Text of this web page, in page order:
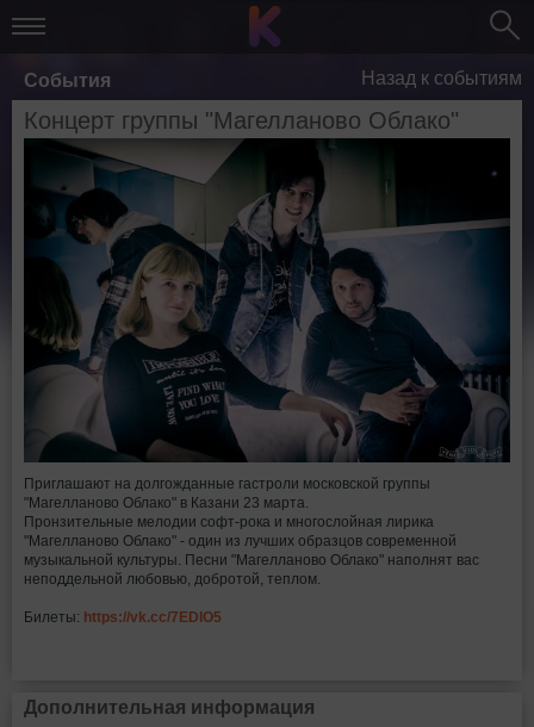
События Назад к событиям
Концерт группы "Магелланово Облако"
Приглашают на долгожданные гастроли московской группы
"Магелланово Облако" в Казани 23 марта.
Пронзительные мелодии софт-рока и многослойная лирика
"Магелланово Облако" - один из лучших образцов современной
музыкальной культуры. Песни "Магелланово Облако" наполнят вас
неподдельной любовью, добротой, теплом.
Билеты: https://vk.cc/7EDIO5
Дополнительная информация